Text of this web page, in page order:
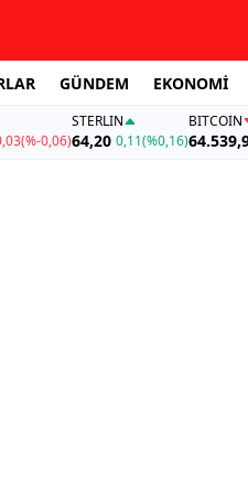
GÜNDEM EKONOMİ
(%-0,06)
STERLIN
64,20 0,11(%0,16)
BITCOIN